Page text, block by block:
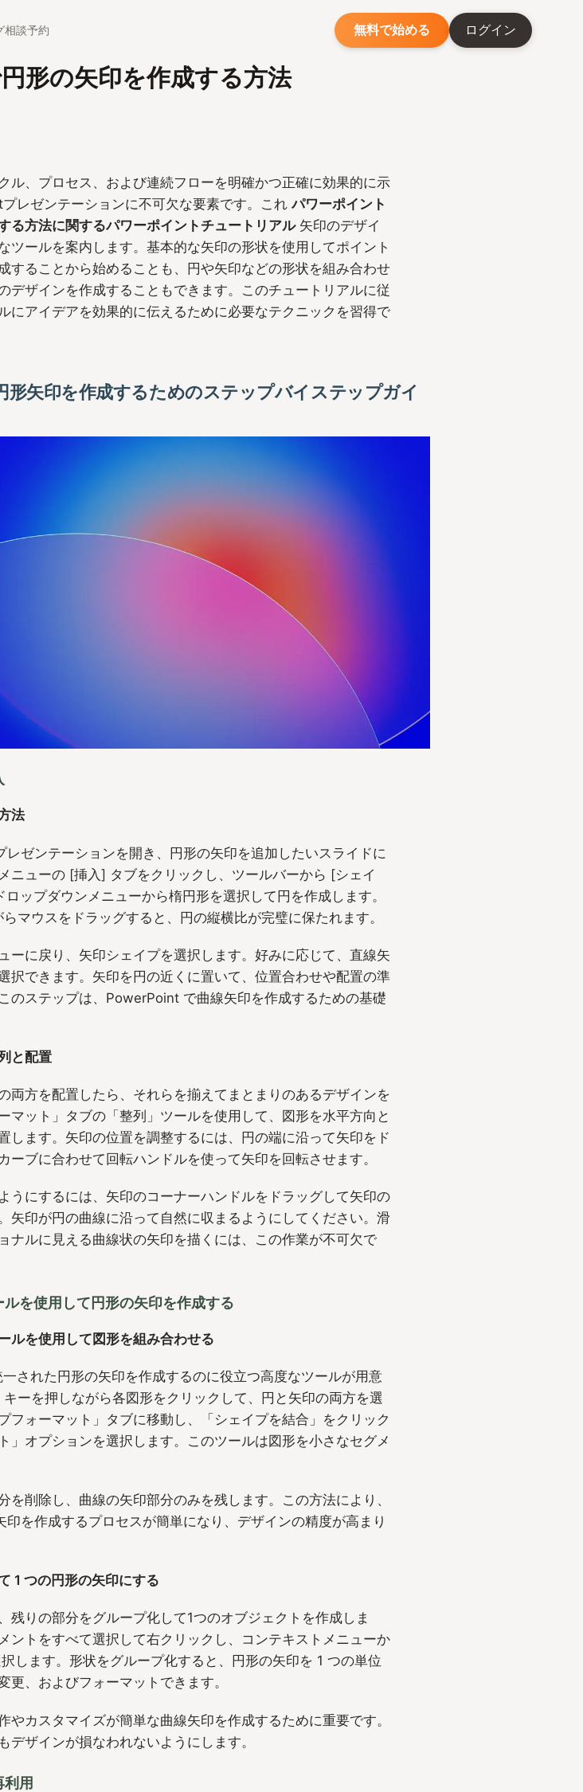
相談予約 無料で始める ログイン
形の矢印を作成する方法
ル、プロセス、および連続フローを明確かつ正確に効果的に示
レゼンテーションに不可欠な要素です。これパワーポイント
る方法に関するパワーポイントチュートリアル矢印のデザイ
ツールを案内します。基本的な矢印の形状を使用してポイント
することから始めることも、円や矢印などの形状を組み合わせ
デザインを作成することもできます。このチュートリアルに従
にアイデアを効果的に伝えるために必要なテクニックを習得で
矢印を作成するためのステップバイステップガイ
法
ゼンテーションを開き、円形の矢印を追加したいスライドに
ニューの [挿入] タブをクリックし、ツールバーから [シェイ
ップダウンメニューから楕円形を選択して円を作成します。
マウスをドラッグすると、円の縦横比が完璧に保たれます。
ーに戻り、矢印シェイプを選択します。好みに応じて、直線矢
択できます。矢印を円の近くに置いて、位置合わせや配置の準
のステップは、PowerPoint で曲線矢印を作成するための基礎
と配置
両方を配置したら、それらを揃えてまとまりのあるデザインを
マット」タブの「整列」ツールを使用して、図形を水平方向と
します。矢印の位置を調整するには、円の端に沿って矢印をド
ーブに合わせて回転ハンドルを使って矢印を回転させます。
うにするには、矢印のコーナーハンドルをドラッグして矢印の
矢印が円の曲線に沿って自然に収まるようにしてください。滑
ナルに見える曲線状の矢印を描くには、この作業が不可欠で
を使用して円形の矢印を作成する
ルを使用して図形を組み合わせる
された円形の矢印を作成するのに役立つ高度なツールが用意
ーを押しながら各図形をクリックして、円と矢印の両方を選
フォーマット」タブに移動し、「シェイプを結合」をクリック
」オプションを選択します。このツールは図形を小さなセグメ
を削除し、曲線の矢印部分のみを残します。この方法により、
を作成するプロセスが簡単になり、デザインの精度が高まり
1 つの円形の矢印にする
残りの部分をグループ化して1つのオブジェクトを作成しま
ントをすべて選択して右クリックし、コンテキストメニューか
します。形状をグループ化すると、円形の矢印を 1 つの単位
更、およびフォーマットできます。
やカスタマイズが簡単な曲線矢印を作成するために重要です。
デザインが損なわれないようにします。
利用